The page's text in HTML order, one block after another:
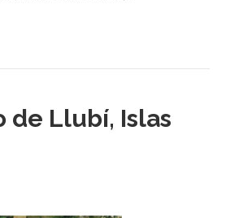
de Llubí, Islas